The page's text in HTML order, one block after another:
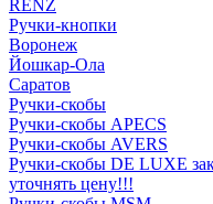
RENZ
Ручки-кнопки
Воронеж
Йошкар-Ола
Саратов
Ручки-скобы
Ручки-скобы APECS
Ручки-скобы AVERS
Ручки-скобы DE LUXE
уточнять цену!!!